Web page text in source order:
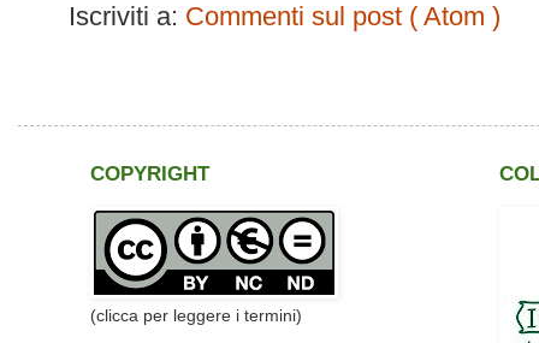
Iscriviti a: Commenti sul post ( Atom )
COPYRIGHT
(clicca per leggere i termini)